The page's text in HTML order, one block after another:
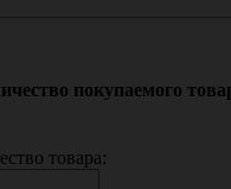
покупаемого
товара: